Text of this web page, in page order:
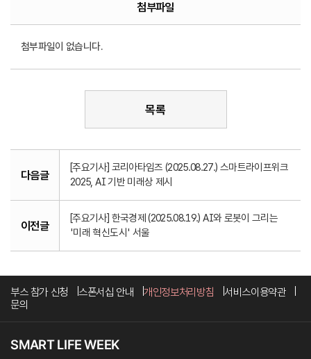
첨부파일
첨부파일이 없습니다.
목록
다음글
[주요기사] 코리아타임즈 (2025.08.27.) 스마트라이프위크
2025, AI 기반 미래상 제시
이전글
[주요기사] 한국경제 (2025.08.19.) AI와 로봇이 그리는
'미래 혁신도시' 서울
부스 참가 신청 스폰서십 안내 개인정보처리방침
서비스이용약관
문의